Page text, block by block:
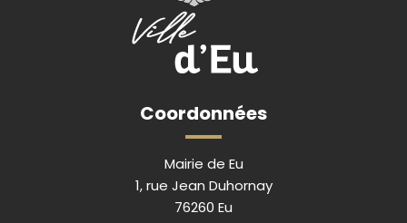
Coordonnées
Mairie de Eu
1, rue Jean Duhornay
76260 Eu